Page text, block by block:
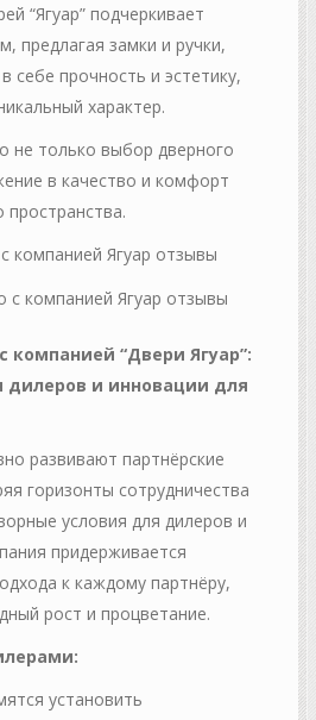
“Ягуар” подчеркивает
предлагая замки и ручки,
себе прочность и эстетику,
характер.
не только выбор дверного
в качество и комфорт
с компанией Ягуар отзывы
компанией “Двери Ягуар”:
дилеров и инновации для
развивают партнёрские
горизонты сотрудничества
условия для дилеров и
придерживается
к каждому партнёру,
рост и процветание.
установить